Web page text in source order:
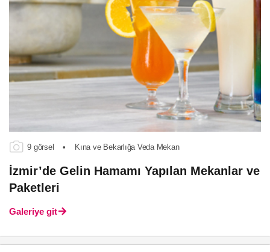
9 görsel • Kına ve Bekarlığa Veda Mekan
İzmir’de Gelin Hamamı Yapılan Mekanlar ve
Paketleri
Galeriye git